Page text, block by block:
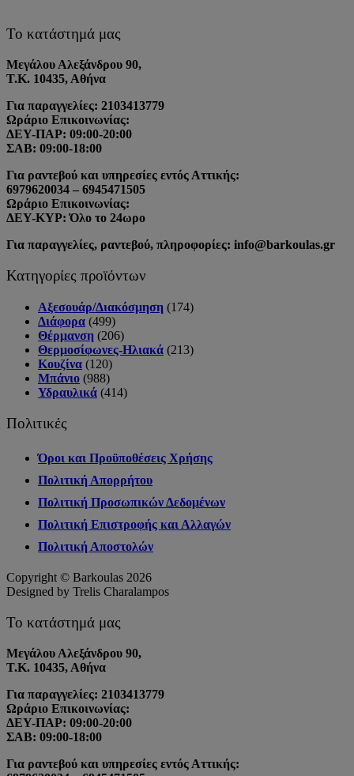
Το κατάστημά μας
Μεγάλου Αλεξάνδρου 90,
Τ.Κ. 10435, Αθήνα
Για παραγγελίες: 2103413779
Ωράριο Επικοινωνίας:
ΔΕΥ-ΠΑΡ: 09:00-20:00
ΣΑΒ: 09:00-18:00
Για ραντεβού και υπηρεσίες εντός Αττικής:
6979620034 – 6945471505
Ωράριο Επικοινωνίας:
ΔΕΥ-ΚΥΡ: Όλο το 24ωρο
Για παραγγελίες, ραντεβού, πληροφορίες: info@barkoulas.gr
Κατηγορίες προϊόντων
Αξεσουάρ/Διακόσμηση (174)
Διάφορα (499)
Θέρμανση (206)
Θερμοσίφωνες-Ηλιακά (213)
Κουζίνα (120)
Μπάνιο (988)
Υδραυλικά (414)
Πολιτικές
Όροι και Προϋποθέσεις Χρήσης
Πολιτική Απορρήτου
Πολιτική Προσωπικών Δεδομένων
Πολιτική Επιστροφής και Αλλαγών
Πολιτική Αποστολών
Copyright © Barkoulas 2026
Designed by Trelis Charalampos
Το κατάστημά μας
Μεγάλου Αλεξάνδρου 90,
Τ.Κ. 10435, Αθήνα
Για παραγγελίες: 2103413779
Ωράριο Επικοινωνίας:
ΔΕΥ-ΠΑΡ: 09:00-20:00
ΣΑΒ: 09:00-18:00
Για ραντεβού και υπηρεσίες εντός Αττικής: